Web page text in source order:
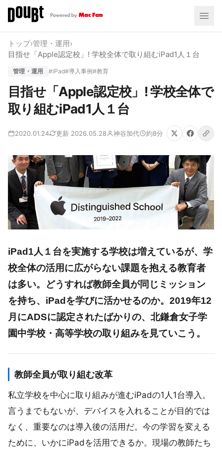
トップ›管理・運用›
目指せ「Apple認定校」! 学校全体で取り組むiPad1人１台
管理・運用 #iPad#導入事例#教育
目指せ「Apple認定校」! 学校全体で
取り組むiPad1人１台
2020.01.24 更新 2026.05.28 神谷加代 約8分
iPad1人１台を実施する学校は増えているが、学
校全体の活用に広がらない課題を抱える教育者
は多い。どうすれば教師全員が同じミッション
を持ち、iPadを学びに活かせるのか。2019年12
月にADSに認定されたばかりの、北鎌倉女子学
園中学校・高等学校の取り組みを見ていこう。
教師全員が取り組む改革
私立学校を中心に取り組みが進むiPadの1人1台導入。
言うまでもないが、デバイスを入れることが目的では
なく、重要なのは導入後の活用だ。今の学習を変える
ために、いかにiPadを活用できるか。現場の教師たち